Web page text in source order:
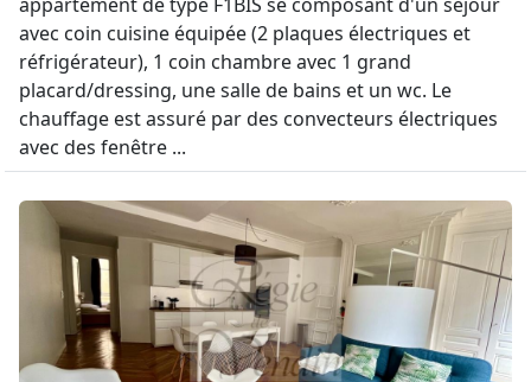
avec coin cuisine équipée (2 plaques électriques et
réfrigérateur), 1 coin chambre avec 1 grand
placard/dressing, une salle de bains et un wc. Le
chauffage est assuré par des convecteurs électriques
avec des fenêtre ...